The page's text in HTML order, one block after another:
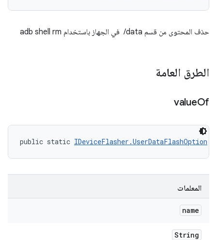
حذف المحتوى من قسم ‎ /data في الجهاز باستخدام adb shell rm
الطرق العامة
valueOf
public static IDeviceFlasher.UserDataFlashOption
المعلمات
name
String